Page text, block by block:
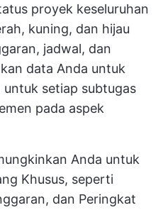
proyek keseluruhan
kuning, dan hijau
jadwal, dan
data Anda untuk
untuk setiap subtugas
pada aspek
Anda untuk
Khusus, seperti
dan Peringkat